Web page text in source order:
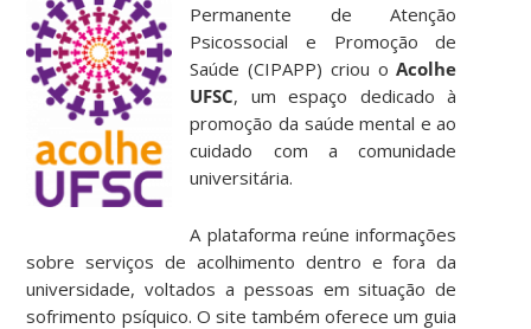
Permanente de Atenção
Psicossocial e Promoção de
Saúde (CIPAPP) criou o Acolhe
UFSC, um espaço dedicado à
promoção da saúde mental e ao
cuidado com a comunidade
universitária.
A plataforma reúne informações
sobre serviços de acolhimento dentro e fora da
universidade, voltados a pessoas em situação de
sofrimento psíquico. O site também oferece um guia